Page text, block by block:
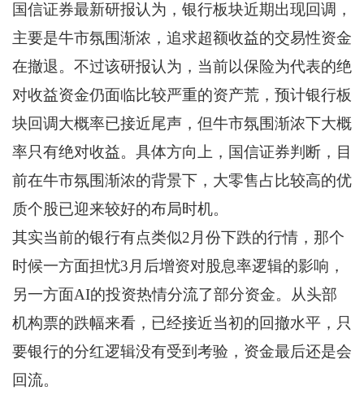
国信证券最新研报认为，银行板块近期出现回调，
主要是牛市氛围渐浓，追求超额收益的交易性资金
在撤退。不过该研报认为，当前以保险为代表的绝
对收益资金仍面临比较严重的资产荒，预计银行板
块回调大概率已接近尾声，但牛市氛围渐浓下大概
率只有绝对收益。具体方向上，国信证券判断，目
前在牛市氛围渐浓的背景下，大零售占比较高的优
质个股已迎来较好的布局时机。
其实当前的银行有点类似2月份下跌的行情，那个
时候一方面担忧3月后增资对股息率逻辑的影响，
另一方面AI的投资热情分流了部分资金。从头部
机构票的跌幅来看，已经接近当初的回撤水平，只
要银行的分红逻辑没有受到考验，资金最后还是会
回流。